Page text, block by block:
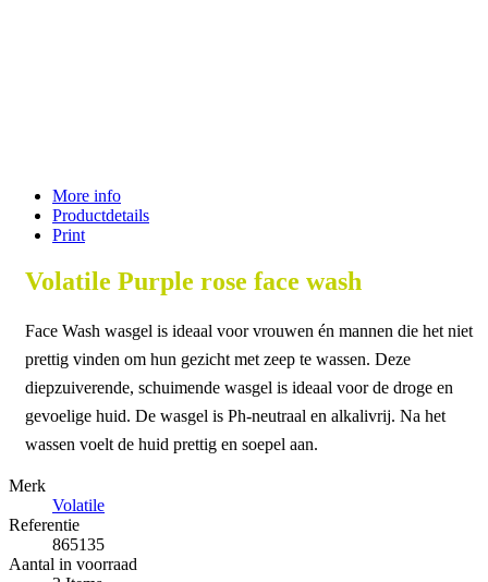
More info
Productdetails
Print
Volatile Purple rose face wash
Face Wash wasgel is ideaal voor vrouwen én mannen die het niet
prettig vinden om hun gezicht met zeep te wassen. Deze
diepzuiverende, schuimende wasgel is ideaal voor de droge en
gevoelige huid. De wasgel is Ph-neutraal en alkalivrij. Na het
wassen voelt de huid prettig en soepel aan.
Merk
Volatile
Referentie
865135
Aantal in voorraad